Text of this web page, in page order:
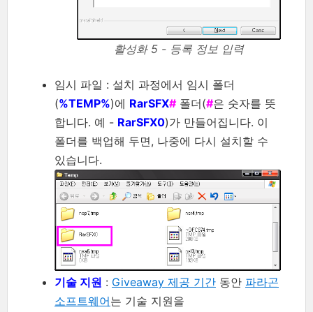
활성화 5 - 등록 정보 입력
임시 파일 : 설치 과정에서 임시 폴더
(%TEMP%)에 RarSFX#폴더(#은 숫자를 뜻
합니다. 예 - RarSFX0)가 만들어집니다. 이
폴더를 백업해 두면, 나중에 다시 설치할 수
있습니다.
기술 지원 : Giveaway 제공 기간 동안 파라곤
소프트웨어는 기술 지원을